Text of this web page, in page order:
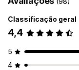
Classificação geral
4,4
5
4